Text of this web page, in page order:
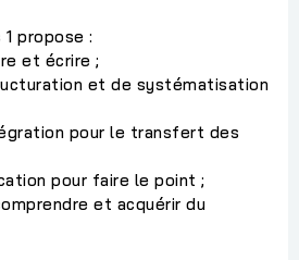
propose :
et écrire ;
et de systématisation
pour le transfert des
pour faire le point ;
et acquérir du